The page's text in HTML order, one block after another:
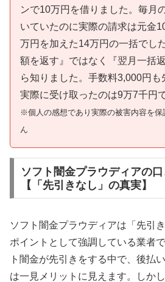
ンで10万円を借りました。毎月
いていたのに実際の請求は元金
万円を加えた14万円の一括でし
額を返す』ではなく『翌月一括
ら知りました。手数料3,000円も
実際に受け取ったのは9万7千円
※個人の感想であり実際の被害内容を
ん
ソフト闇金プラウディアの
【「先引きなし」の真実】
ソフト闇金プラウディアは「先引
ポイントとして強調している業者
ト闇金が先引きをする中で、後払
は一見メリットに見えます。しか